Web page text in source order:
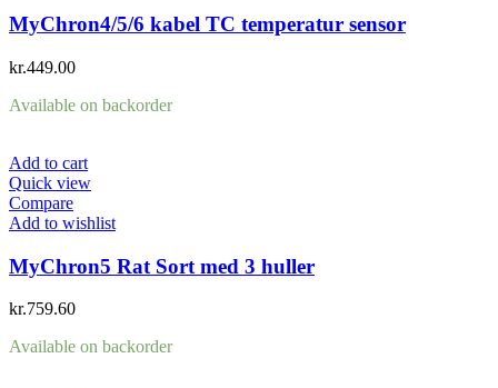
MyChron4/5/6 kabel TC temperatur sensor
kr.449.00
Available on backorder
Add to cart
Quick view
Compare
Add to wishlist
MyChron5 Rat Sort med 3 huller
kr.759.60
Available on backorder